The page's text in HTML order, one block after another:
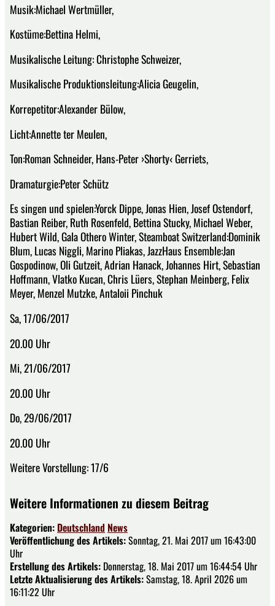
Musik:Michael Wertmüller,
Kostüme:Bettina Helmi,
Musikalische Leitung: Christophe Schweizer,
Musikalische Produktionsleitung:Alicia Geugelin,
Korrepetitor:Alexander Bülow,
Licht:Annette ter Meulen,
Ton:Roman Schneider, Hans-Peter ›Shorty‹ Gerriets,
Dramaturgie:Peter Schütz
Es singen und spielen:Yorck Dippe, Jonas Hien, Josef Ostendorf,
Bastian Reiber, Ruth Rosenfeld, Bettina Stucky, Michael Weber,
Hubert Wild, Gala Othero Winter, Steamboat Switzerland:Dominik
Blum, Lucas Niggli, Marino Pliakas, JazzHaus Ensemble:Jan
Gospodinow, Oli Gutzeit, Adrian Hanack, Johannes Hirt, Sebastian
Hoffmann, Vlatko Kucan, Chris Lüers, Stephan Meinberg, Felix
Meyer, Menzel Mutzke, Antaloii Pinchuk
Sa, 17/06/2017
20.00 Uhr
Mi, 21/06/2017
20.00 Uhr
Do, 29/06/2017
20.00 Uhr
Weitere Vorstellung: 17/6
Weitere Informationen zu diesem Beitrag
Kategorien: Deutschland News
Veröffentlichung des Artikels:Sonntag, 21. Mai 2017 um 16:43:00
Uhr
Erstellung des Artikels: Donnerstag, 18. Mai 2017 um 16:44:54 Uhr
Letzte Aktualisierung des Artikels:Samstag, 18. April 2026 um
16:11:22 Uhr